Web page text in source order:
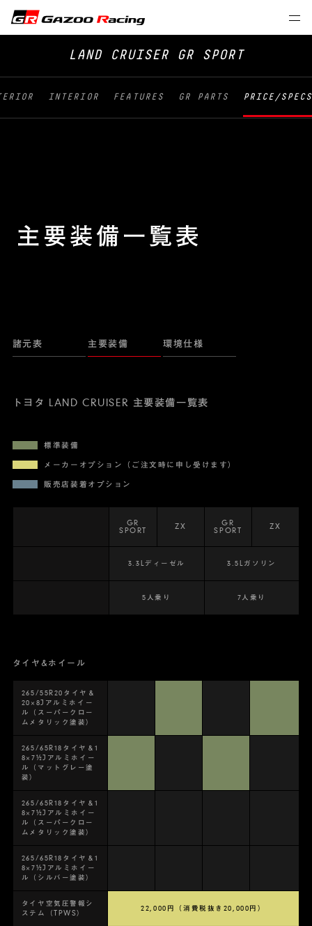
LAND CRUISER GR SPORT
INTERIOR FEATURES GR PARTS PRICE/SPECS
主要装備一覧表
諸元表 主要装備 環境仕様
トヨタ LAND CRUISER 主要装備一覧表
標準装備
メーカーオプション（ご注文時に申し受けます）
販売店装着オプション
GR
SPORT
ZX
GR
SPORT
ZX
3.3Lディーゼル 3.5Lガソリン
5人乗り 7人乗り
タイヤ&ホイール
265/55R20タイヤ＆
20×8Jアルミホイー
ル（スーパークロー
ムメタリック塗装）
265/65R18タイヤ＆1
8×7½Jアルミホイー
ル（マットグレー塗
装）
265/65R18タイヤ＆1
8×7½Jアルミホイー
ル（スーパークロー
ムメタリック塗装）
265/65R18タイヤ＆1
8×7½Jアルミホイー
ル（シルバー塗装）
タイヤ空気圧警報シ
ステム（TPWS）
22,000円（消費税抜き20,000円）